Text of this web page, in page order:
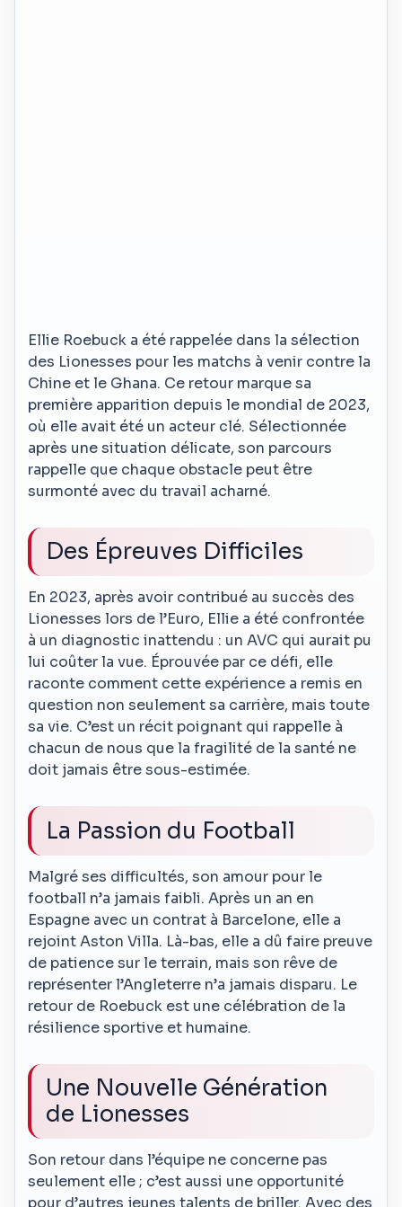
Ellie Roebuck a été rappelée dans la sélection
des Lionesses pour les matchs à venir contre la
Chine et le Ghana. Ce retour marque sa
première apparition depuis le mondial de 2023,
où elle avait été un acteur clé. Sélectionnée
après une situation délicate, son parcours
rappelle que chaque obstacle peut être
surmonté avec du travail acharné.
Des Épreuves Difficiles
En 2023, après avoir contribué au succès des
Lionesses lors de l’Euro, Ellie a été confrontée
à un diagnostic inattendu : un AVC qui aurait pu
lui coûter la vue. Éprouvée par ce défi, elle
raconte comment cette expérience a remis en
question non seulement sa carrière, mais toute
sa vie. C’est un récit poignant qui rappelle à
chacun de nous que la fragilité de la santé ne
doit jamais être sous-estimée.
La Passion du Football
Malgré ses difficultés, son amour pour le
football n’a jamais faibli. Après un an en
Espagne avec un contrat à Barcelone, elle a
rejoint Aston Villa. Là-bas, elle a dû faire preuve
de patience sur le terrain, mais son rêve de
représenter l’Angleterre n’a jamais disparu. Le
retour de Roebuck est une célébration de la
résilience sportive et humaine.
Une Nouvelle Génération
de Lionesses
Son retour dans l’équipe ne concerne pas
seulement elle ; c’est aussi une opportunité
pour d’autres jeunes talents de briller. Avec des